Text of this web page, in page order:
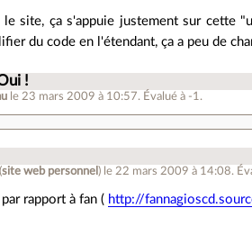
site, ça s'appuie justement sur cette
du code en l'étendant, ça a peu de
!
le 23 mars 2009 à 10:57. Évalué à -1 .
site web personnel ) le 22 mars 2009 à 14:08.
rapport à fan ( http://